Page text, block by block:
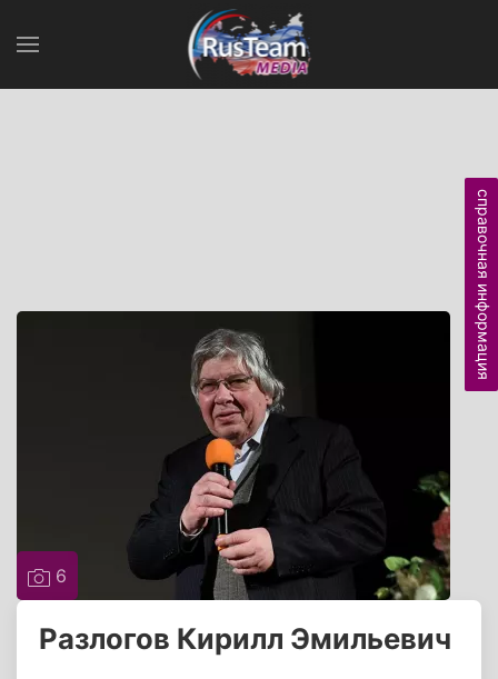
6
Разлогов Кирилл Эмильевич
справочная информация